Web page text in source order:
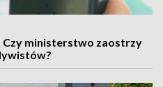
Czy ministerstwo zaostrzy